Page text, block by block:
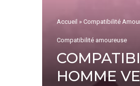
Accueil » Compatibilité
Compatibilité amoureuse
HOMME